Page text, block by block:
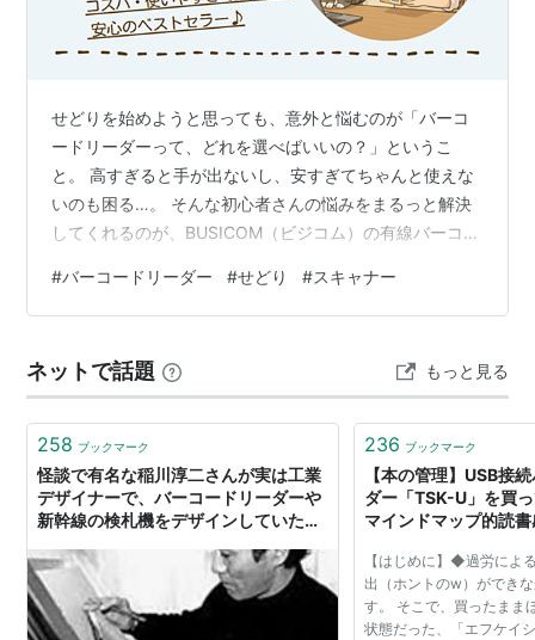
せどりを始めようと思っても、意外と悩むのが「バーコ
ードリーダーって、どれを選べばいいの？」というこ
と。 高すぎると手が出ないし、安すぎてちゃんと使えな
いのも困る…。 そんな初心者さんの悩みをまるっと解決
してくれるのが、BUSICOM（ビジコム）の有線バーコー
ぐ使えて、スマホの画面も読み取れる。しかも、値段も
5,000円前後とかなりのコスパ。 この記事では、BC-
でわかりやすく紹介しています。 せどり入門にぴったり
の1台、いっしょに見ていきましょう！ ▼▼初心者にやさ
しい！コスパ…
#バーコードリーダー #せどり #スキャナー
ネットで話題 もっと見る
258 ブックマーク
怪談で有名な稲川淳二さんが実は工業
デザイナーで、バーコードリーダーや
新幹線の検札機をデザインしていた事
236 ブックマーク
【本の管理】USB接
ダー「TSK-U」を買
マインドマップ的読
【はじめに】◆過労によ
出（ホントのw）ができ
す。 そこで、買ったまま
状態だった、「エフケイ